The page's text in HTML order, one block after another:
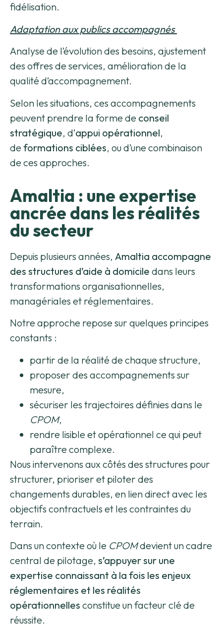
fidélisation.
Adaptation aux publics accompagnés
Analyse de l’évolution des besoins, ajustement
des offres de services, amélioration de la
qualité d’accompagnement.
Selon les situations, ces accompagnements
peuvent prendre la forme de conseil
stratégique, d’appui opérationnel,
deformations ciblées, ou d’une combinaison
de ces approches.
Amaltia : une expertise
ancrée dans les réalités
du secteur
Depuis plusieurs années, Amaltia accompagne
des structures d’aide à domicile dans leurs
transformations organisationnelles,
managériales et réglementaires.
Notre approche repose sur quelques principes
constants :
partir de la réalité de chaque structure,
proposer des accompagnements sur
mesure,
sécuriser les trajectoires définies dans le
CPOM,
rendre lisible et opérationnel ce qui peut
paraître complexe.
Nous intervenons aux côtés des structures pour
structurer, prioriser et piloter des
changements durables, en lien direct avec les
objectifs contractuels et les contraintes du
terrain.
Dans un contexte où le CPOMdevient un cadre
central de pilotage, s’appuyer sur une
expertise connaissant à la fois les enjeux
réglementaires et les réalités
opérationnelles constitue un facteur clé de
réussite.